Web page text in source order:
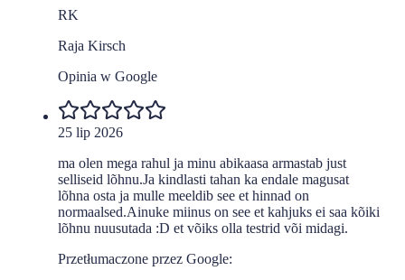
RK
Raja Kirsch
Opinia w Google
25 lip 2026
ma olen mega rahul ja minu abikaasa armastab just
selliseid lõhnu.Ja kindlasti tahan ka endale magusat
lõhna osta ja mulle meeldib see et hinnad on
normaalsed.Ainuke miinus on see et kahjuks ei saa kõiki
lõhnu nuusutada :D et võiks olla testrid või midagi.
Przetłumaczone przez Google: